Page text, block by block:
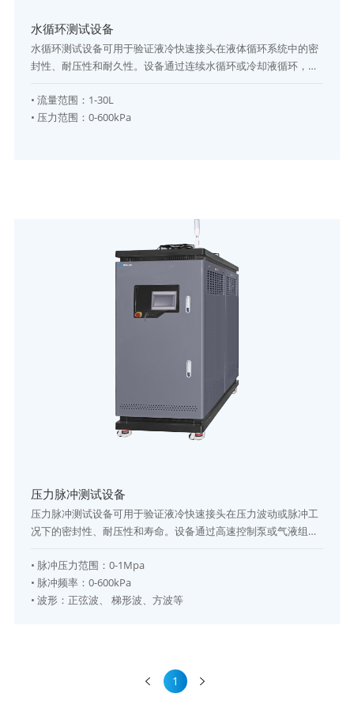
水循环测试设备
水循环测试设备可用于验证液冷快速接头在液体循环系统中的密
封性、耐压性和耐久性。设备通过连续水循环或冷却液循环，模
件下的泄漏情况、压降变化及长期稳定性。该设备广泛应用于新
能源汽车动力电池液冷板、储能液冷管路、半导体冷却系统等场
•流量范围 ： 1-30L
• 压力范围 ：0-600kPa
压力脉冲测试设备
压力脉冲测试设备可用于验证液冷快速接头在压力波动或脉冲工
况下的密封性、耐压性和寿命。设备通过高速控制泵或气液组合
速、停止或振动等工况下的瞬时压力变化对接头的影响。该设备
可精准评估UQD快速接头在动态压力条件下的气密性和结构稳定
性。
• 脉冲压力范围：0-1Mpa
• 脉冲频率 ：0-600kPa
•波形 ：正弦波、 梯形波、方波等
1